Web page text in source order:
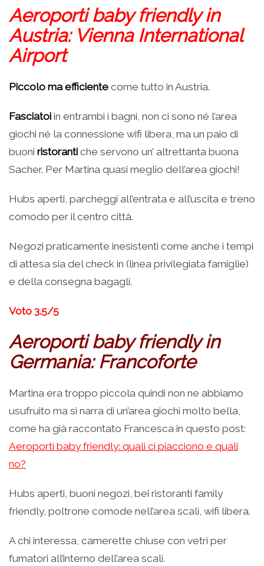
Aeroporti baby friendly in
Austria: Vienna International
Airport
Piccolo ma efficiente come tutto in Austria.
Fasciatoi in entrambi i bagni, non ci sono né l’area
giochi né la connessione wifi libera, ma un paio di
buoni ristoranti che servono un’ altrettanta buona
Sacher. Per Martina quasi meglio dell’area giochi!
Hubs aperti, parcheggi all’entrata e all’uscita e treno
comodo per il centro città.
Negozi praticamente inesistenti come anche i tempi
di attesa sia del check in (linea privilegiata famiglie)
e della consegna bagagli.
Voto 3.5/5
Aeroporti baby friendly in
Germania: Francoforte
Martina era troppo piccola quindi non ne abbiamo
usufruito ma si narra di un’area giochi molto bella,
come ha già raccontato Francesca in questo post:
Aeroporti baby friendly: quali ci piacciono e quali
no?
Hubs aperti, buoni negozi, bei ristoranti family
friendly, poltrone comode nell’area scali, wifi libera.
A chi interessa, camerette chiuse con vetri per
fumatori all’interno dell’area scali.